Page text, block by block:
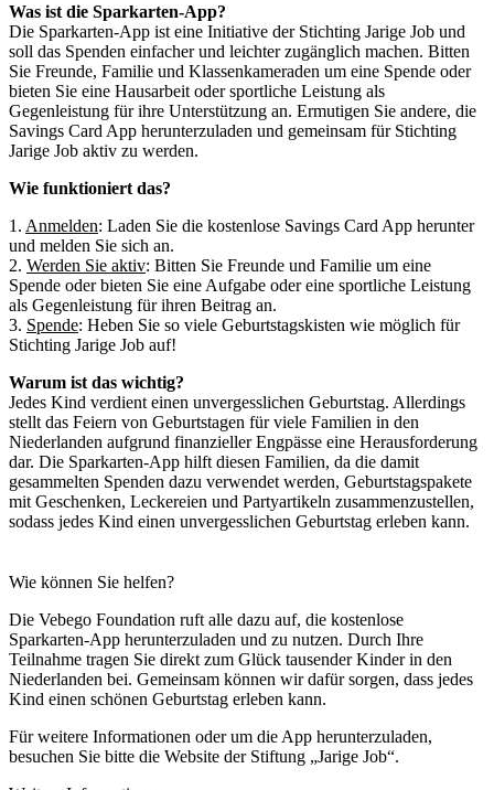
Was ist die Sparkarten-App?
Die Sparkarten-App ist eine Initiative der Stichting Jarige Job und
soll das Spenden einfacher und leichter zugänglich machen. Bitten
Sie Freunde, Familie und Klassenkameraden um eine Spende oder
bieten Sie eine Hausarbeit oder sportliche Leistung als
Gegenleistung für ihre Unterstützung an. Ermutigen Sie andere, die
Savings Card App herunterzuladen und gemeinsam für Stichting
Jarige Job aktiv zu werden.
Wie funktioniert das?
1. Anmelden: Laden Sie die kostenlose Savings Card App herunter
und melden Sie sich an.
2. Werden Sie aktiv: Bitten Sie Freunde und Familie um eine
Spende oder bieten Sie eine Aufgabe oder eine sportliche Leistung
als Gegenleistung für ihren Beitrag an.
3. Spende: Heben Sie so viele Geburtstagskisten wie möglich für
Stichting Jarige Job auf!
Warum ist das wichtig?
Jedes Kind verdient einen unvergesslichen Geburtstag. Allerdings
stellt das Feiern von Geburtstagen für viele Familien in den
Niederlanden aufgrund finanzieller Engpässe eine Herausforderung
dar. Die Sparkarten-App hilft diesen Familien, da die damit
gesammelten Spenden dazu verwendet werden, Geburtstagspakete
mit Geschenken, Leckereien und Partyartikeln zusammenzustellen,
sodass jedes Kind einen unvergesslichen Geburtstag erleben kann.
Wie können Sie helfen?
Die Vebego Foundation ruft alle dazu auf, die kostenlose
Sparkarten-App herunterzuladen und zu nutzen. Durch Ihre
Teilnahme tragen Sie direkt zum Glück tausender Kinder in den
Niederlanden bei. Gemeinsam können wir dafür sorgen, dass jedes
Kind einen schönen Geburtstag erleben kann.
Für weitere Informationen oder um die App herunterzuladen,
besuchen Sie bitte die Website der Stiftung „Jarige Job“.